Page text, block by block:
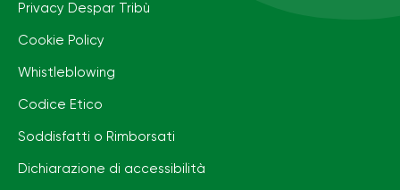
Privacy Despar Tribù
Cookie Policy
Whistleblowing
Codice Etico
Soddisfatti o Rimborsati
Dichiarazione di accessibilità